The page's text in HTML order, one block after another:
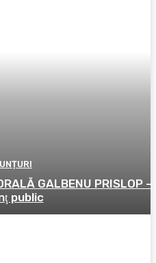
GALBENU PRISLOP –
public